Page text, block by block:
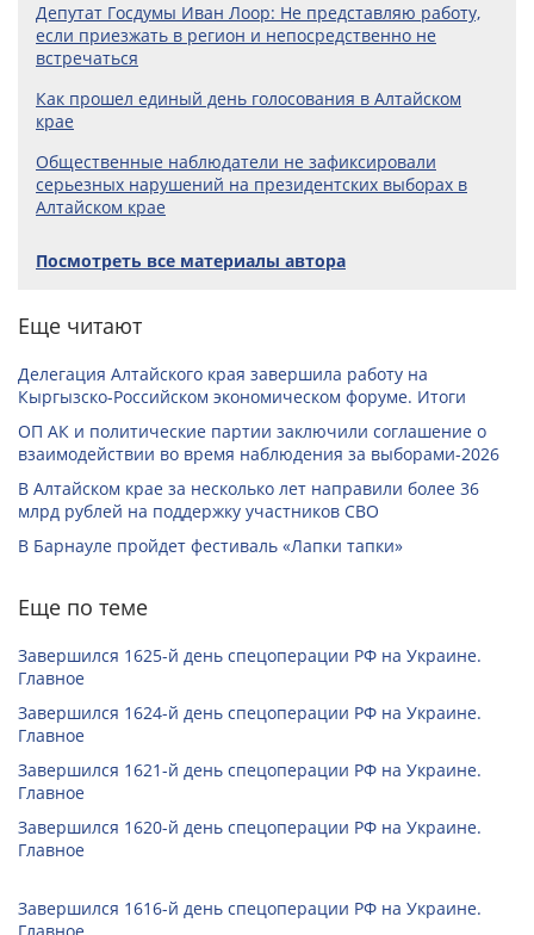
Депутат Госдумы Иван Лоор: Не представляю работу,
если приезжать в регион и непосредственно не
встречаться
Как прошел единый день голосования в Алтайском
крае
Общественные наблюдатели не зафиксировали
серьезных нарушений на президентских выборах в
Алтайском крае
Посмотреть все материалы автора
Еще читают
Делегация Алтайского края завершила работу на
Кыргызско-Российском экономическом форуме. Итоги
ОП АК и политические партии заключили соглашение о
взаимодействии во время наблюдения за выборами-2026
В Алтайском крае за несколько лет направили более 36
млрд рублей на поддержку участников СВО
В Барнауле пройдет фестиваль «Лапки тапки»
Еще по теме
Завершился 1625-й день спецоперации РФ на Украине.
Главное
Завершился 1624-й день спецоперации РФ на Украине.
Главное
Завершился 1621-й день спецоперации РФ на Украине.
Главное
Завершился 1620-й день спецоперации РФ на Украине.
Главное
Завершился 1616-й день спецоперации РФ на Украине.